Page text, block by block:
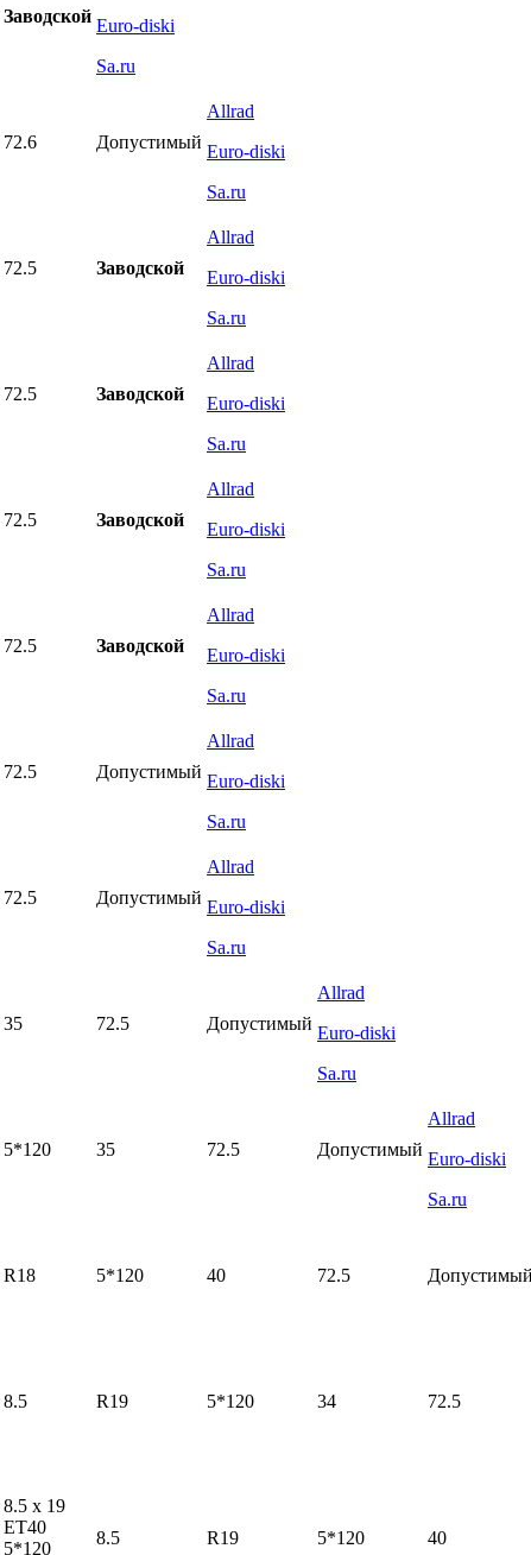
Заводской Euro-diski
Sa.ru
72.6 Допустимый
Allrad
Euro-diski
Sa.ru
72.5 Заводской
Allrad
Euro-diski
Sa.ru
72.5 Заводской
Allrad
Euro-diski
Sa.ru
72.5 Заводской
Allrad
Euro-diski
Sa.ru
72.5 Заводской
Allrad
Euro-diski
Sa.ru
72.5 Допустимый
Allrad
Euro-diski
Sa.ru
72.5 Допустимый
Allrad
Euro-diski
Sa.ru
35 72.5 Допустимый
Allrad
Euro-diski
Sa.ru
5*120 35 72.5 Допустимый
Allrad
Euro-diski
Sa.ru
R18 5*120 40 72.5
8.5 R19 5*120 34 72.5
8.5 x 19
ET40
5*120
8.5 R19 5*120 40